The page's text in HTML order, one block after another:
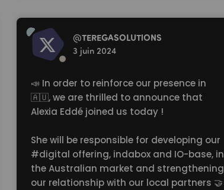
Read more
@TEREGASOLUTlONS
3 juin 2024
📣 In order to reinforce our presence in
🇦🇺, we are thrilled to announce that
Alexia Eddé joined us today !
She will be responsible for developing our
#digital offering, indabox and IO-base, in
the Australian market and strengthening
our relationship with our local partners 🤝